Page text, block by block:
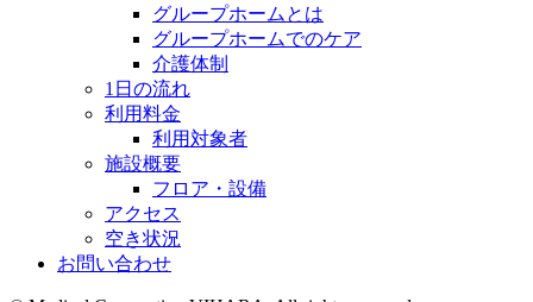
グループホームとは
グループホームでのケア
介護体制
1日の流れ
利用料金
利用対象者
施設概要
フロア・設備
アクセス
空き状況
お問い合わせ